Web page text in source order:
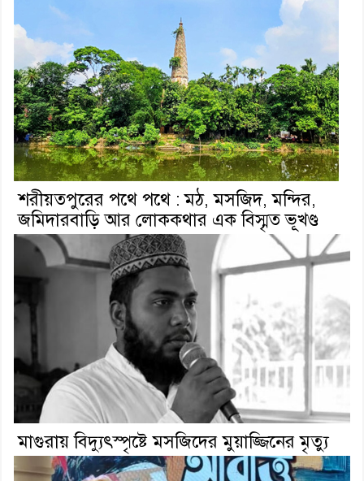
শরীয়তপুরের পথে পথে : মঠ, মসজিদ, মন্দির,
জমিদারবাড়ি আর লোককথার এক বিস্মৃত ভূখণ্ড
মাগুরায় বিদ্যুৎস্পৃষ্টে মসজিদের মুয়াজ্জিনের মৃত্যু